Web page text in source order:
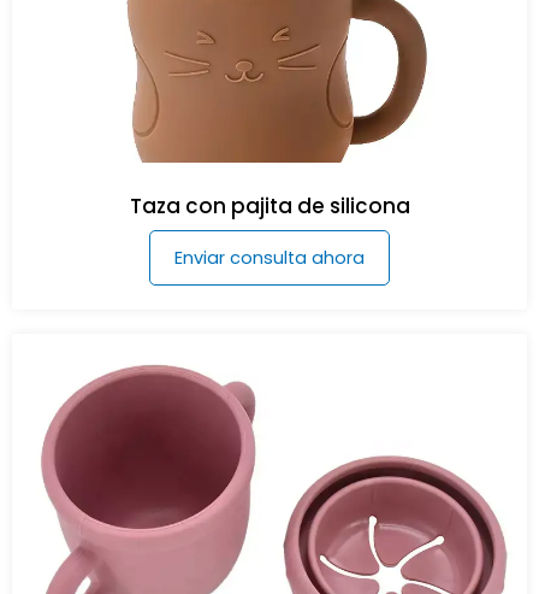
Taza con pajita de silicona
Enviar consulta ahora